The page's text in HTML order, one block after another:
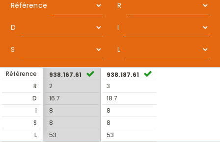
Référence R
D I
S L
Référence
R
D
I
S
L
938.167.61
2
16.7
8
8
53
938.187.61
3
18.7
8
8
53